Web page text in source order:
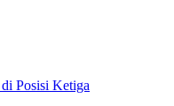
Posisi Ketiga